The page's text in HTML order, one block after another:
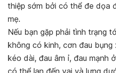
thiệp sớm bởi có thể đe dọa
mẹ.
Nếu bạn gặp phải tình trạng
không có kinh, cơn đau
kéo dài, đau âm ỉ, đau mạnh
có thể lan đến vai và lưng